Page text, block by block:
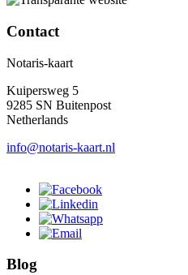
Contact
Notaris-kaart
Kuipersweg 5
9285 SN Buitenpost
Netherlands
info@notaris-kaart.nl
Blog